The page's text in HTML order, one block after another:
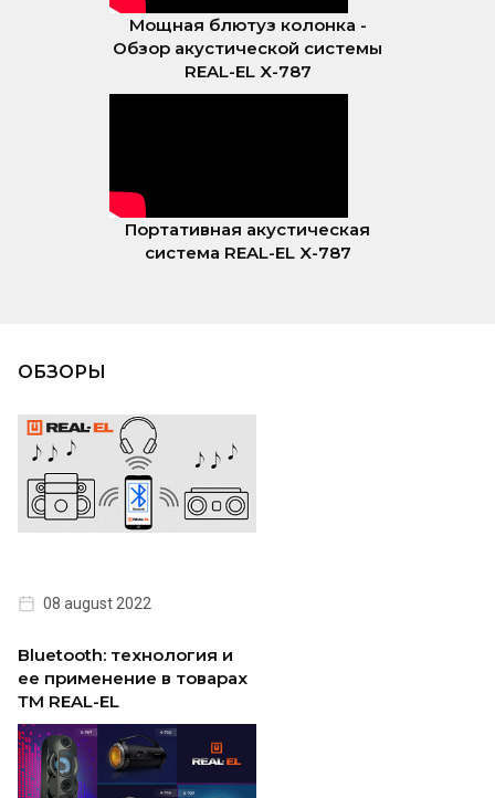
Мощная блютуз колонка -
Обзор акустической системы
REAL-EL X-787
Портативная акустическая
система REAL-EL X-787
ОБЗОРЫ
08 august 2022
Bluetooth: технология и
ее применение в товарах
ТМ REAL-EL